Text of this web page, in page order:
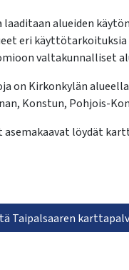
laaditaan alueiden
eri käyttötarkoituksia
valtakunnalliset
on Kirkonkylän
Konstun, Pohjois-
asemakaavat löydät
Taipalsaaren